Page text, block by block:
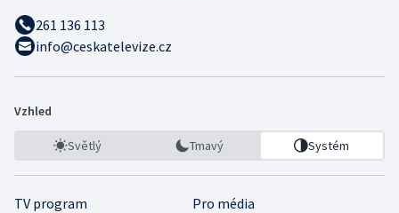
261 136 113
info@ceskatelevize.cz
Vzhled
Světlý Tmavý Systém
TV program Pro média